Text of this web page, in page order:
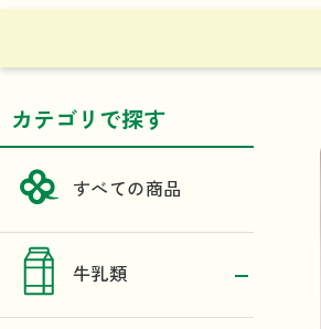
カテゴリで探す
すべての商品
牛乳類